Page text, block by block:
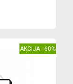
AKCIJA - 60%